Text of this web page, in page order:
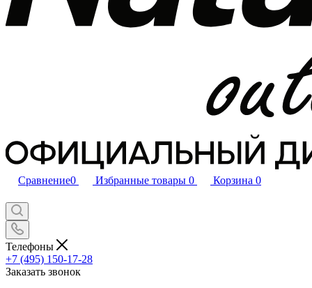
Сравнение0 Избранные товары 0 Корзина 0
Телефоны
+7 (495) 150-17-28
Заказать звонок